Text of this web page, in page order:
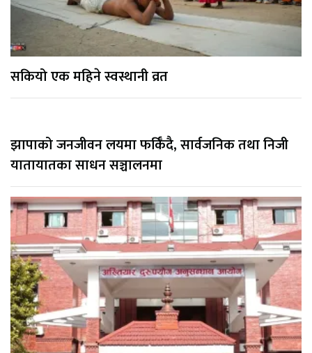
सकियो एक महिने स्वस्थानी व्रत
झापाको जनजीवन लयमा फर्किँदै, सार्वजनिक तथा निजी
यातायातका साधन सञ्चालनमा